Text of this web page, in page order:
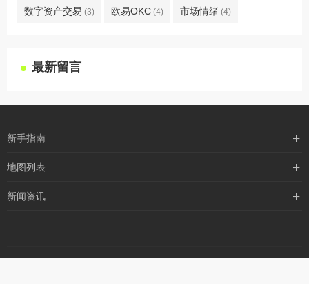
数字资产交易 (3) 欧易OKC (4) 市场情绪 (4)
最新留言
新手指南
购买流程
地图列表
最新文章
robots
新闻资讯